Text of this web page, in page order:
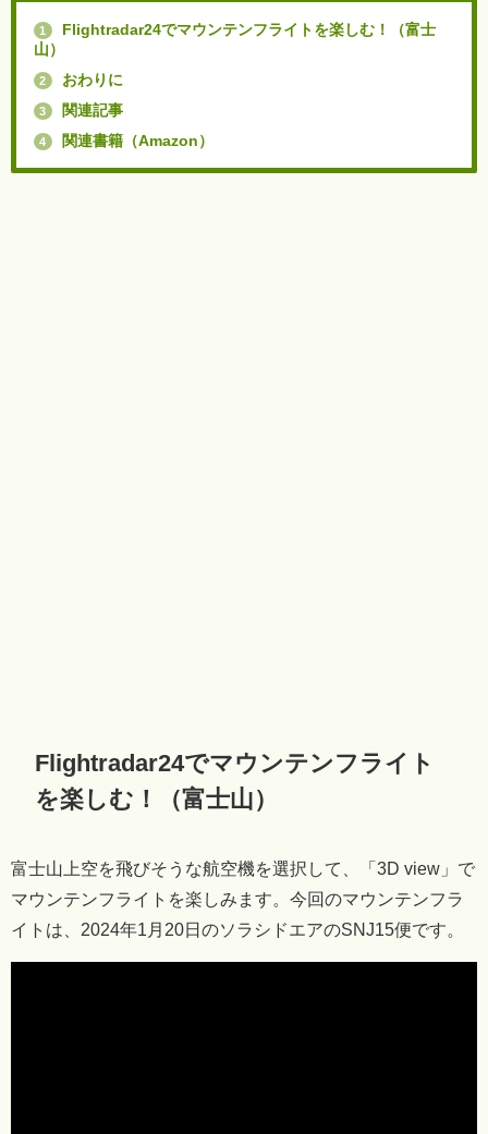
1
Flightradar24でマウンテンフライトを楽しむ！（富士
山）
2 おわりに
3 関連記事
4 関連書籍（Amazon）
Flightradar24でマウンテンフライト
を楽しむ！（富士山）
富士山上空を飛びそうな航空機を選択して、「3D view」で
マウンテンフライトを楽しみます。今回のマウンテンフラ
イトは、2024年1月20日のソラシドエアのSNJ15便です。